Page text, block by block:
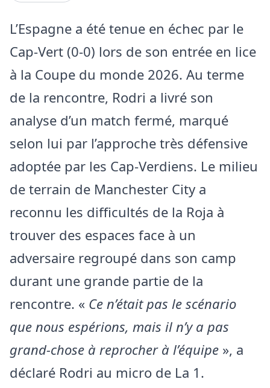
L’Espagne a été tenue en échec par le
Cap-Vert (0-0) lors de son entrée en lice
à la Coupe du monde 2026. Au terme
de la rencontre, Rodri a livré son
analyse d’un match fermé, marqué
selon lui par l’approche très défensive
adoptée par les Cap-Verdiens. Le milieu
de terrain de Manchester City a
reconnu les difficultés de la Roja à
trouver des espaces face à un
adversaire regroupé dans son camp
durant une grande partie de la
rencontre. « Ce n’était pas le scénario
que nous espérions, mais il n’y a pas
grand-chose à reprocher à l’équipe », a
déclaré Rodri au micro de La 1.